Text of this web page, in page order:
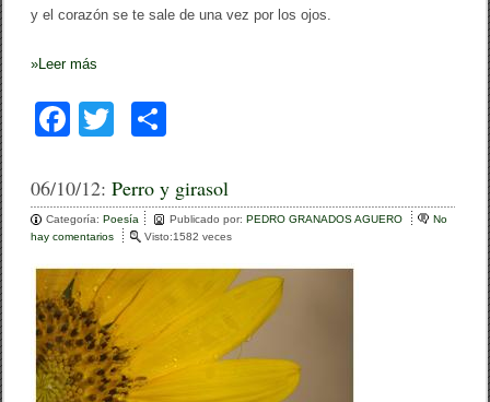
y el corazón se te sale de una vez por los ojos.
»Leer más
F
c
e
b
o
o
k
tt
er
m
p
ar
06/10/12:Perro y girasol
Categoría:Poesía Publicado por:PEDRO GRANADOS AGUERO
No
hay comentarios
P
r
o
y
g
i
Visto:1582 veces